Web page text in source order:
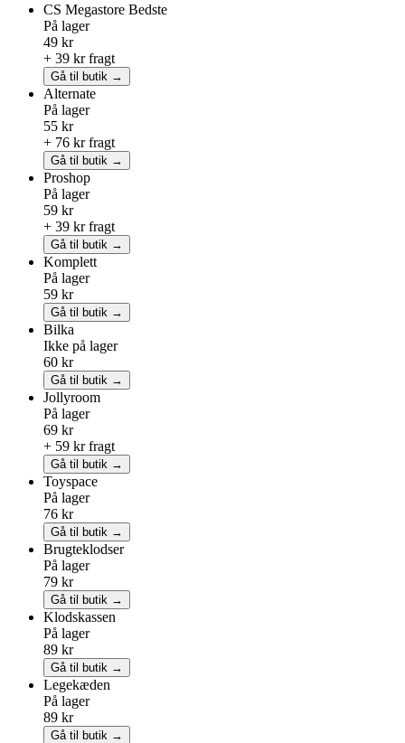
CS Megastore Bedste
På lager
49 kr
+ 39 kr fragt
Gå til butik →
Alternate
På lager
55 kr
+ 76 kr fragt
Gå til butik →
Proshop
På lager
59 kr
+ 39 kr fragt
Gå til butik →
Komplett
På lager
59 kr
Gå til butik →
Bilka
Ikke på lager
60 kr
Gå til butik →
Jollyroom
På lager
69 kr
+ 59 kr fragt
Gå til butik →
Toyspace
På lager
76 kr
Gå til butik →
Brugteklodser
På lager
79 kr
Gå til butik →
Klodskassen
På lager
89 kr
Gå til butik →
Legekæden
På lager
89 kr
Gå til butik →